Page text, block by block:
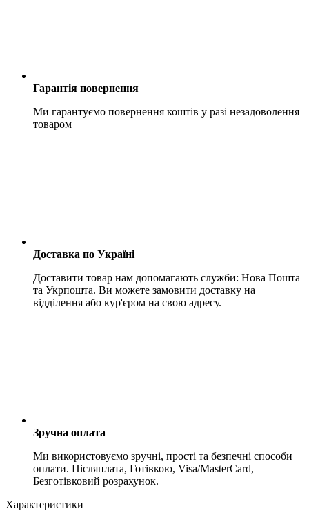
Гарантія повернення
Ми гарантуємо повернення коштів у разі незадоволення
товаром
Доставка по Україні
Доставити товар нам допомагають служби: Нова Пошта
та Укрпошта. Ви можете замовити доставку на
відділення або кур'єром на свою адресу.
Зручна оплата
Ми використовуємо зручні, прості та безпечні способи
оплати. Післяплата, Готівкою, Visa/MasterCard,
Безготівковий розрахунок.
Характеристики